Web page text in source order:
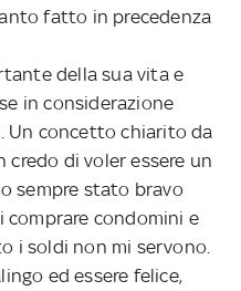
fatto in precedenza
della sua vita e
in considerazione
Un concetto chiarito da
credo di voler essere un
sempre stato bravo
comprare condomini e
i soldi non mi servono.
ed essere felice,